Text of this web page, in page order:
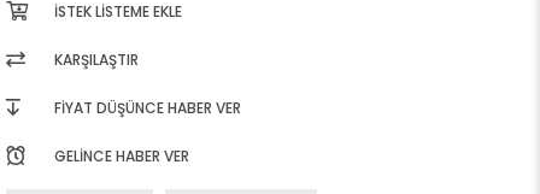
İSTEK LISTEME EKLE
KARŞILAŞTIR
FIYAT DÜŞÜNCE HABER VER
GELINCE HABER VER